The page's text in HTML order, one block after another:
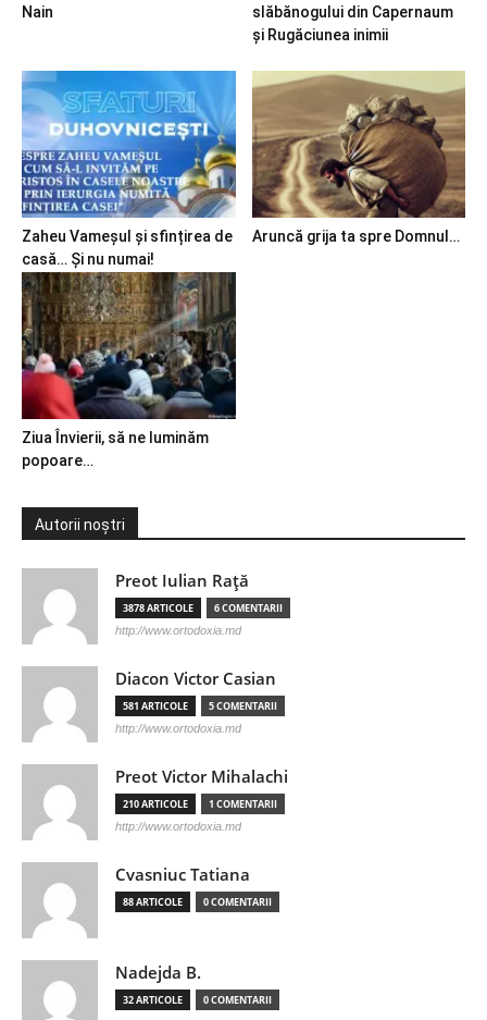
Nain
slăbănogului din Capernaum
și Rugăciunea inimii
Zaheu Vameșul și sfințirea de
casă… Și nu numai!
Aruncă grija ta spre Domnul…
Ziua Învierii, să ne luminăm
popoare…
Autorii noștri
Preot Iulian Raţă
3878 ARTICOLE 6 COMENTARII
http://www.ortodoxia.md
Diacon Victor Casian
581 ARTICOLE 5 COMENTARII
http://www.ortodoxia.md
Preot Victor Mihalachi
210 ARTICOLE 1 COMENTARII
http://www.ortodoxia.md
Cvasniuc Tatiana
88 ARTICOLE 0 COMENTARII
Nadejda B.
32 ARTICOLE 0 COMENTARII